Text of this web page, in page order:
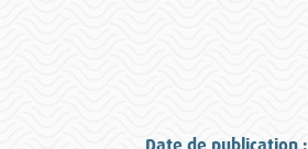
Date de publication :